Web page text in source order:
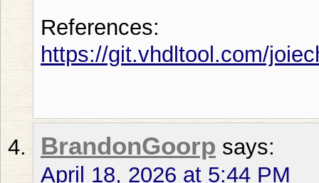
References:
https://git.vhdltool.com/
BrandonGoorp says:
April 18, 2026 at 5:44 PM